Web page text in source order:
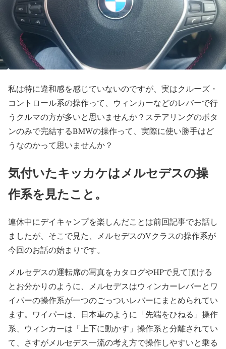
私は特に違和感を感じていないのですが、実はクルーズ・
コントロール系の操作って、ウィンカーなどのレバーで行
うクルマの方が多いと思いませんか？ステアリングのボタ
ンのみで完結するBMWの操作って、実際に使い勝手はど
うなのかって思いませんか？
気付いたキッカケはメルセデスの操
作系を見たこと。
連休中にデイキャンプを楽しんだことは前回記事でお話し
ましたが、そこで見た、メルセデスのVクラスの操作系が
今回のお話の始まりです。
メルセデスの運転席の写真をカタログやHPで見て頂ける
とお分かりのように、メルセデスはウィンカーレバーとワ
イパーの操作系が一つのごっついレバーにまとめられてい
ます。ワイパーは、日本車のように「先端をひねる」操作
系、ウィンカーは「上下に動かす」操作系と分離されてい
て、さすがメルセデス一流の考え方で操作しやすいと乗る